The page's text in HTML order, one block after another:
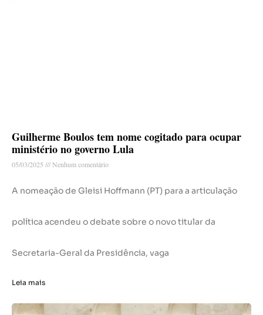
Guilherme Boulos tem nome cogitado para ocupar
ministério no governo Lula
05/03/2025 Nenhum comentário
A nomeação de Gleisi Hoffmann (PT) para a articulação
política acendeu o debate sobre o novo titular da
Secretaria-Geral da Presidência, vaga
Leia mais